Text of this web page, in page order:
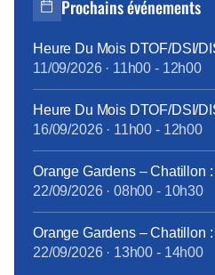
contrôlant et bride
Prochains événements
Heure Du Mois DTOF/DSI/
11/09/2026· 11h00 - 12h00
Heure Du Mois DTOF/DSI/
16/09/2026· 11h00 - 12h00
Orange Gardens – Chatillon
22/09/2026· 08h00 - 10h30
Orange Gardens – Chatillon
22/09/2026· 13h00 - 14h00